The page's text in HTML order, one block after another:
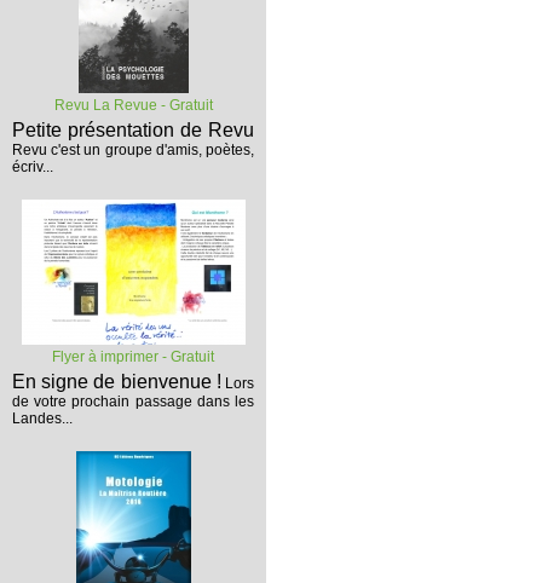
Revu La Revue - Gratuit
Petite présentation de Revu
Revu c'est un groupe d'amis, poètes,
écriv...
Flyer à imprimer - Gratuit
En signe de bienvenue ! Lors
de votre prochain passage dans les
Landes...